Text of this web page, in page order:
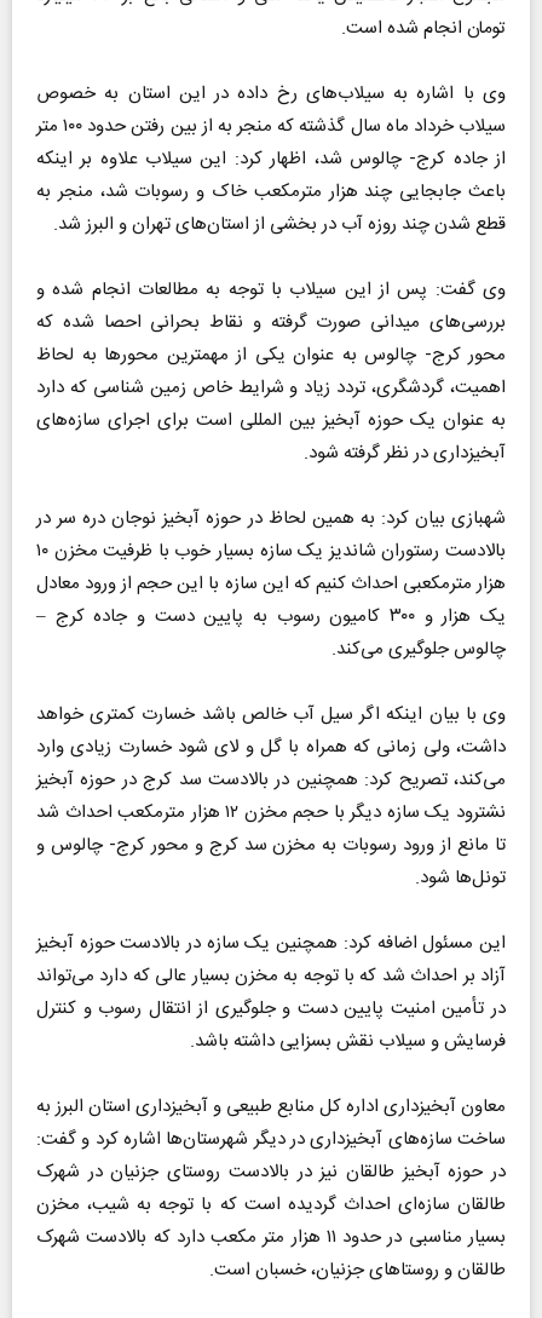
تومان انجام شده است.
وی با اشاره به سیلاب‌های رخ داده در این استان به خصوص
سیلاب خرداد ماه سال گذشته که منجر به از بین رفتن حدود ۱۰۰ متر
از جاده کرج- چالوس شد، اظهار کرد: این سیلاب علاوه بر اینکه
باعث جابجایی چند هزار مترمکعب خاک و رسوبات شد، منجر به
قطع شدن چند روزه آب در بخشی از استان‌های تهران و البرز شد.
وی گفت: پس از این سیلاب با توجه به مطالعات انجام شده و
بررسی‌های میدانی صورت گرفته و نقاط بحرانی احصا شده که
محور کرج- چالوس به عنوان یکی از مهمترین محور‌ها به لحاظ
اهمیت، گردشگری، تردد زیاد و شرایط خاص زمین شناسی که دارد
به عنوان یک حوزه آبخیز بین المللی است برای اجرای سازه‌های
آبخیزداری در نظر گرفته شود.
شهبازی بیان کرد: به همین لحاظ در حوزه آبخیز نوجان دره سر در
بالادست رستوران شاندیز یک سازه بسیار خوب با ظرفیت مخزن ۱۰
هزار مترمکعبی احداث کنیم که این سازه با این حجم از ورود معادل
یک هزار و ۳۰۰ کامیون رسوب به پایین دست و جاده کرج –
چالوس جلوگیری می‌کند.
وی با بیان اینکه اگر سیل آب خالص باشد خسارت کمتری خواهد
داشت، ولی زمانی که همراه با گل و لای شود خسارت زیادی وارد
می‌کند، تصریح کرد: همچنین در بالادست سد کرج در حوزه آبخیز
نشترود یک سازه دیگر با حجم مخزن ۱۲ هزار مترمکعب احداث شد
تا مانع از ورود رسوبات به مخزن سد کرج و محور کرج- چالوس و
تونل‌ها شود.
این مسئول اضافه کرد: همچنین یک سازه در بالادست حوزه آبخیز
آزاد بر احداث شد که با توجه به مخزن بسیار عالی که دارد می‌تواند
در تأمین امنیت پایین دست و جلوگیری از انتقال رسوب و کنترل
فرسایش و سیلاب نقش بسزایی داشته باشد.
معاون آبخیزداری اداره کل منابع طبیعی و آبخیزداری استان البرز به
ساخت سازه‌های آبخیزداری در دیگر شهرستان‌ها اشاره کرد و گفت:
در حوزه آبخیز طالقان نیز در بالادست روستای جزنیان در شهرک
طالقان سازه‌ای احداث گردیده است که با توجه به شیب، مخزن
بسیار مناسبی در حدود ۱۱ هزار متر مکعب دارد که بالادست شهرک
طالقان و روستا‌های جزنیان، خسبان است.